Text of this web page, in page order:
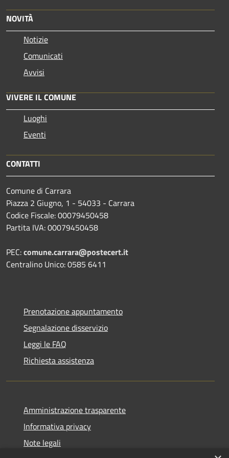
NOVITÀ
Notizie
Comunicati
Avvisi
VIVERE IL COMUNE
Luoghi
Eventi
CONTATTI
Comune di Carrara
Piazza 2 Giugno, 1 - 54033 - Carrara
Codice Fiscale: 00079450458
Partita IVA: 00079450458
PEC:comune.carrara@postecert.it
Centralino Unico: 0585 6411
Prenotazione appuntamento
Segnalazione disservizio
Leggi le FAQ
Richiesta assistenza
Amministrazione trasparente
Informativa privacy
Note legali